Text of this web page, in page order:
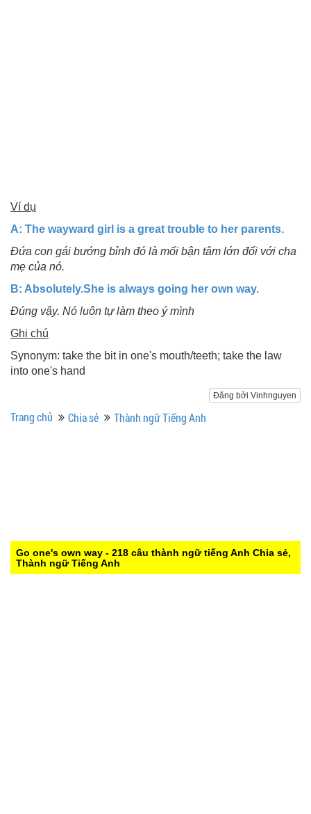
Ví dụ
A: The wayward girl is a great trouble to her parents.
Đứa con gái bướng bỉnh đó là mối bận tâm lớn đối với cha
mẹ của nó.
B: Absolutely.She is always going her own way.
Đúng vậy. Nó luôn tự làm theo ý mình
Ghi chú
Synonym: take the bit in one's mouth/teeth; take the law
into one's hand
Đăng bởi Vinhnguyen
Trang chủ Chia sẻ Thành ngữ Tiếng Anh
Go one's own way - 218 câu thành ngữ tiếng Anh Chia sẻ,
Thành ngữ Tiếng Anh